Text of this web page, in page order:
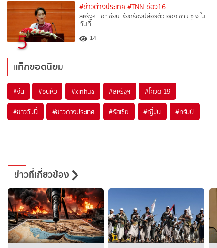
5
#ข่าวต่างประเทศ #TNN ช่อง16
สหรัฐฯ - อาเซียน เรียกร้องปล่อยตัว ออง ซาน ซู จี ใน
ทันที
14
แท็กยอดนิยม
#จีน #ซินหัว #xinhua #สหรัฐฯ #โควิด-19
#ข่าววันนี้ #ข่าวต่างประเทศ #รัสเซีย #ญี่ปุ่น #ทรัมป์
ข่าวที่เกี่ยวข้อง